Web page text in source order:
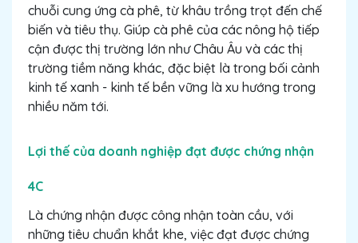
chuỗi cung ứng cà phê, từ khâu trồng trọt đến chế
biến và tiêu thụ. Giúp cà phê của các nông hộ tiếp
cận được thị trường lớn như Châu Âu và các thị
trường tiềm năng khác, đặc biệt là trong bối cảnh
kinh tế xanh - kinh tế bền vững là xu hướng trong
nhiều năm tới.
Lợi thế của doanh nghiệp đạt được chứng nhận
4C
Là chứng nhận được công nhận toàn cầu, với
những tiêu chuẩn khắt khe, việc đạt được chứng